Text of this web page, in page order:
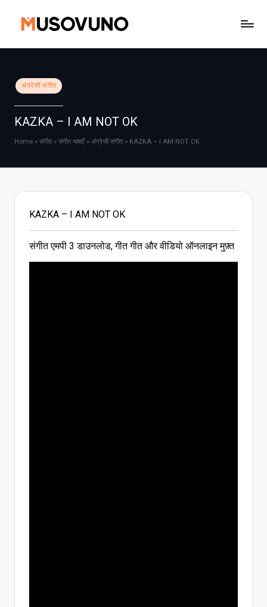
Posted
in
अंग्रेजी संगीत
KAZKA – I AM NOT OK
Home » संगीत » संगीत भाषाएँ » अंग्रेजी संगीत » KAZKA – I AM NOT OK
KAZKA – I AM NOT OK
संगीत एमपी 3 डाउनलोड, गीत गीत और वीडियो ऑनलाइन मुफ़्त